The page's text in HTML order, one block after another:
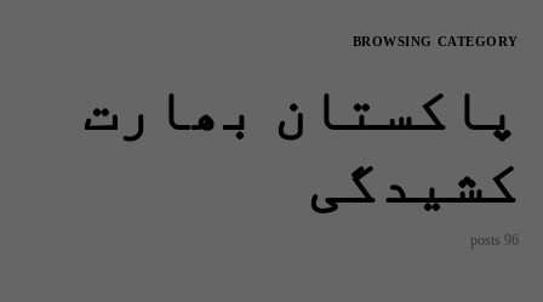
BROWSING CATEGORY
پاکستان بھارت
کشیدگی
96 posts